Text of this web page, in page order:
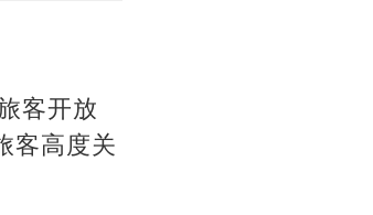
客开放
客高度关